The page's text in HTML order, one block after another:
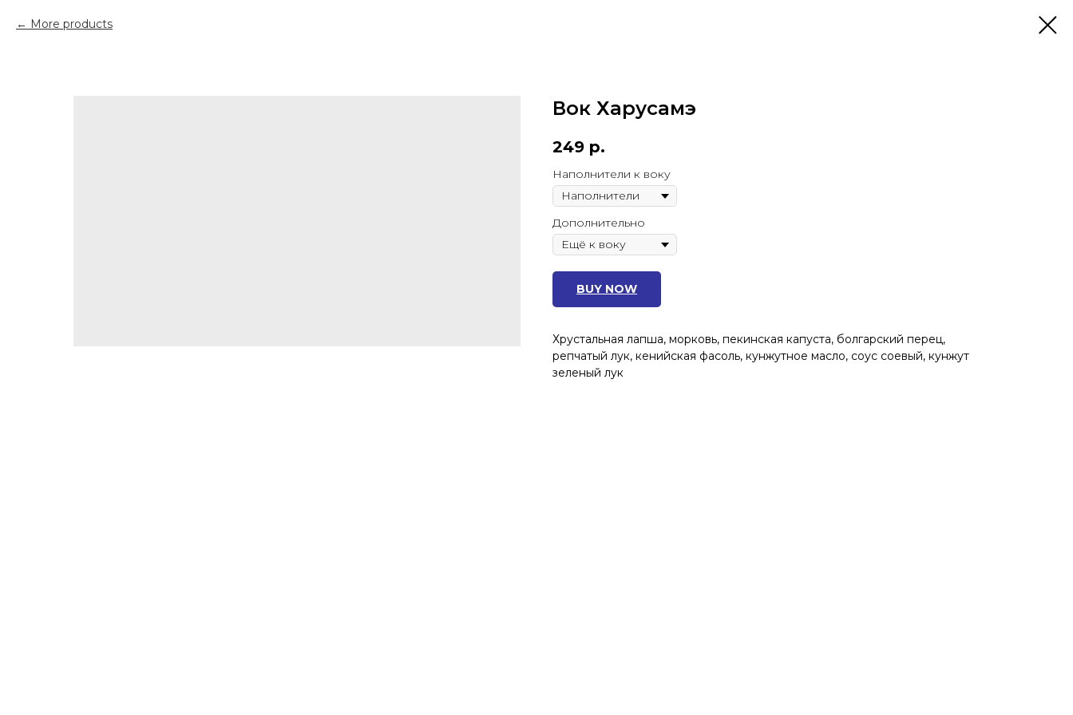
More products
Вок Харусамэ
249 р.
Наполнители к воку
Дополнительно
BUY NOW
Хрустальная лапша, морковь, пекинская капуста, болгарский перец,
репчатый лук, кенийская фасоль, кунжутное масло, соус соевый, кунжут
зеленый лук